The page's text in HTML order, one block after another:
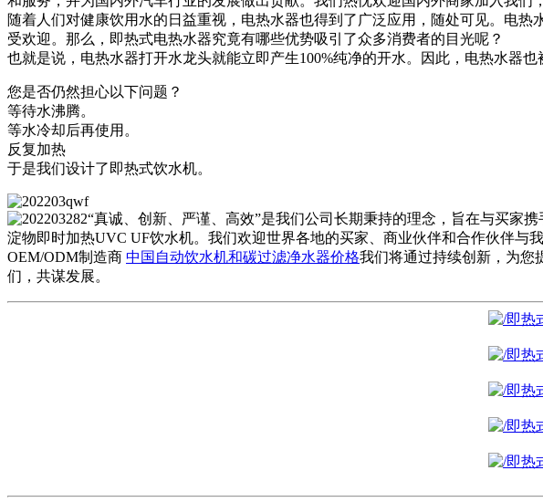
随着人们对健康饮用水的日益重视，电热水器也得到了广泛应用，随处可见。电
受欢迎。那么，即热式电热水器究竟有哪些优势吸引了众多消费者的目光呢？
也就是说，电热水器打开水龙头就能立即产生100%纯净的开水。因此，电热水器
您是否仍然担心以下问题？
等待水沸腾。
等水冷却后再使用。
反复加热
于是我们设计了即热式饮水机。
“真诚、创新、严谨、​​高效”是我们公司长期秉持的理念，旨在与买家
淀物即时加热UVC UF饮水机。我们欢迎世界各地的买家、商业伙伴和合作伙伴与
OEM/ODM制造商 中国自动饮水机和碳过滤净水器价格我们将通过持续创新，为您
们，共谋发展。